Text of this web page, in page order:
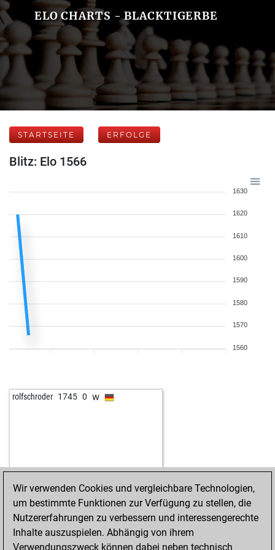
ELO CHARTS - BLACKTIGERBE
STARTSEITE ERFOLGE
Blitz: Elo 1566
1630
1620
1610
1600
1590
1580
1570
1560
rolfschroder 1745 0 w
Wir verwenden Cookies und vergleichbare Technologien,
um bestimmte Funktionen zur Verfügung zu stellen, die
Nutzererfahrungen zu verbessern und interessengerechte
Inhalte auszuspielen. Abhängig von ihrem
Verwendungszweck können dabei neben technisch